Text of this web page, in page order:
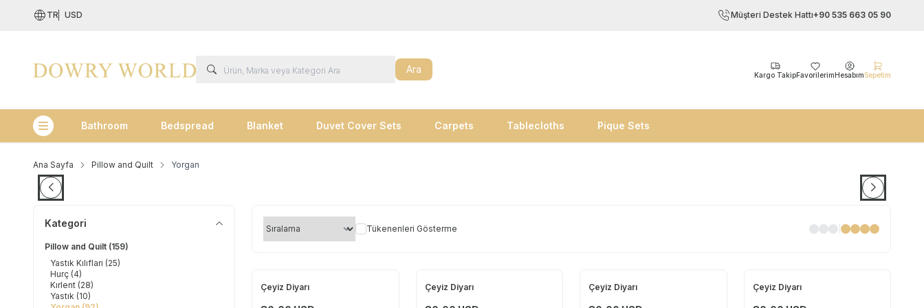
TR USD Müşteri Destek Hattı+90 535 663 05 90
Ara Kargo TakipFavorilerim HesabımSepetim
KategorilerBathroom Bedspread Blanket Duvet Cover Sets Carpets Tablecloths Pique Sets
Ana Sayfa Pillow and Quilt Yorgan
Kategori
Pillow and Quilt (159)
Yastık Kılıfları (25)
Hurç (4)
Kırlent (28)
Yastık (10)
Tükenenleri Gösterme
Yeni
Çeyiz Diyarı Yeni
Çeyiz Diyarı Yeni
Çeyiz Diyarı Yeni
Çeyiz Diyarı